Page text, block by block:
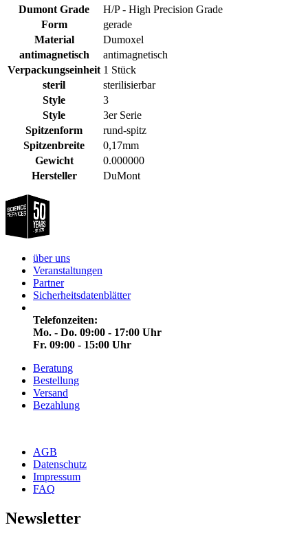
Dumont Grade
H/P - High Precision Grade
Form
gerade
Material
Dumoxel
antimagnetisch
antimagnetisch
Verpackungseinheit 1 Stück
steril
sterilisierbar
Style
3
Style
3er Serie
Spitzenform
rund-spitz
Spitzenbreite
0,17mm
Gewicht
0.000000
Hersteller
DuMont
über uns
Veranstaltungen
Partner
Sicherheitsdatenblätter
Telefonzeiten:
Mo. - Do. 09:00 - 17:00 Uhr
Fr. 09:00 - 15:00 Uhr
Beratung
Bestellung
Versand
Bezahlung
AGB
Datenschutz
Impressum
FAQ
Newsletter